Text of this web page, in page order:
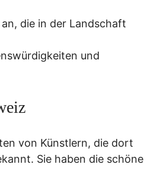
die in der Landschaft
und
von Künstlern, die dort
Sie haben die schöne